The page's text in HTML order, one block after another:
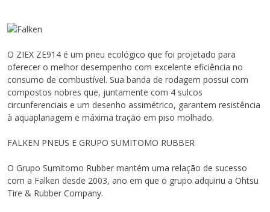
O ZIEX ZE914 é um pneu ecológico que foi projetado para
oferecer o melhor desempenho com excelente eficiência no
consumo de combustível. Sua banda de rodagem possui com
compostos nobres que, juntamente com 4 sulcos
circunferenciais e um desenho assimétrico, garantem resistência
à aquaplanagem e máxima tração em piso molhado.
FALKEN PNEUS E GRUPO SUMITOMO RUBBER
O Grupo Sumitomo Rubber mantém uma relação de sucesso
com a Falken desde 2003, ano em que o grupo adquiriu a Ohtsu
Tire & Rubber Company.